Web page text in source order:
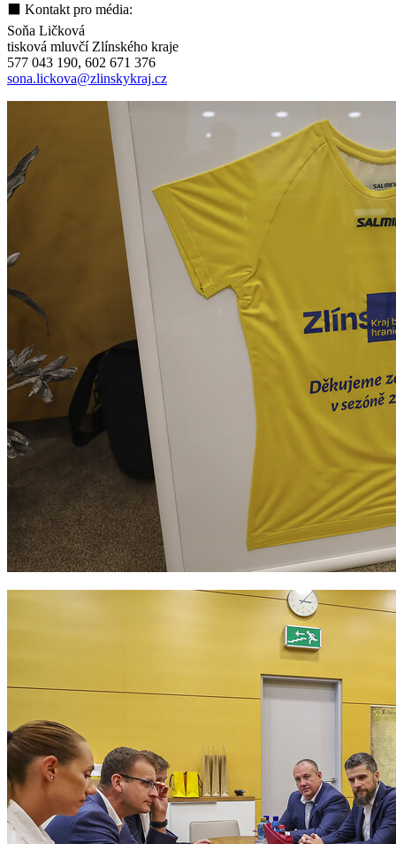
⬛ Kontakt pro média:
Soňa Ličková
tisková mluvčí Zlínského kraje
577 043 190, 602 671 376
sona.lickova@zlinskykraj.cz